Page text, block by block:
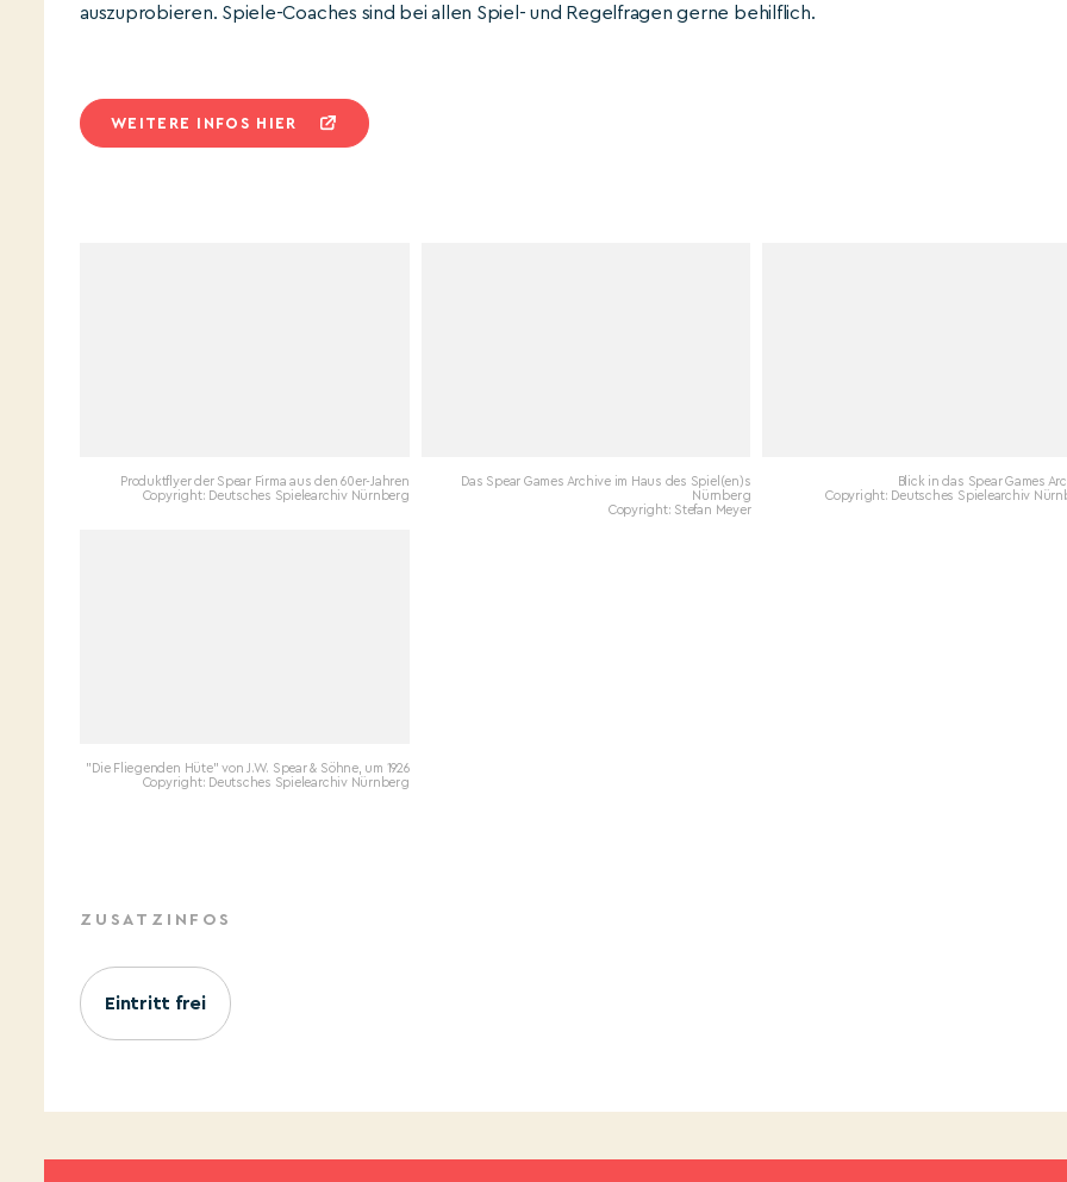
auszuprobieren. Spiele-Coaches sind bei allen Spiel- und Regelfragen gerne behilflich.
WEITERE INFOS HIER
Produktflyer der Spear Firma aus den 60er-Jahren
Copyright: Deutsches Spielearchiv Nürnberg
Das Spear Games Archive im Haus des Spiel(en)s
Nürnberg
Copyright: Stefan Meyer
Blick in das Spear Games
Copyright: Deutsches Spielearchiv
"Die Fliegenden Hüte" von J.W. Spear & Söhne, um 1926
Copyright: Deutsches Spielearchiv Nürnberg
ZUSATZINFOS
Eintritt frei